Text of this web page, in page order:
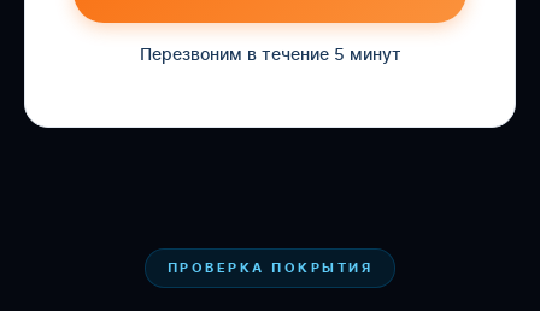
Перезвоним в течение 5 минут
ПРОВЕРКА ПОКРЫТИЯ